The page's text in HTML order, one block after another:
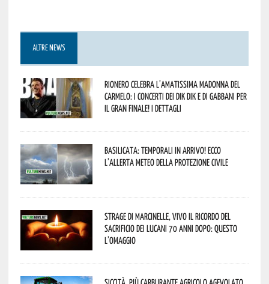
ALTRE NEWS
Rionero celebra l’amatissima Madonna del
Carmelo: i concerti dei DIK DIK e di Gabbani per
il gran finale! I dettagli
Basilicata: temporali in arrivo! Ecco
l’allerta meteo della Protezione civile
Strage di Marcinelle, vivo il ricordo del
sacrificio dei lucani 70 anni dopo: questo
l’omaggio